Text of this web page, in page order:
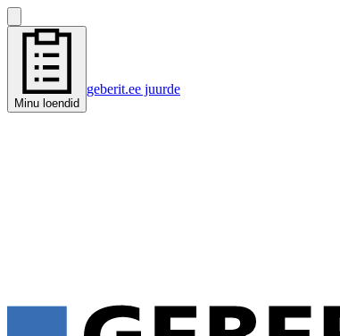
Minu loendid
geberit.ee juurde